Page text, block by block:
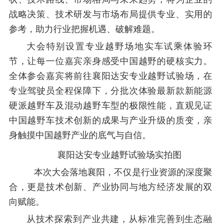
战略决策、技术研发与市场布局提供专业、实用的
参考，助力行业把握机遇、破解难题。
大会特别设置专业越野场地实车试乘体验环
节，让每一位嘉宾亲身感受中国越野的硬核实力。
全体参会嘉宾将前往襄阳达安专业越野试验场，在
专业驾驶员全程保障下，分批次体验最新款新能源
硬派越野车及混动越野车型的极限性能，直观见证
中国越野车技术创新的成果与产业升级的质变，亲
身触摸中国越野产业的底气与自信。
襄阳达安专业越野试验场实拍图
本次大会落地襄阳，不仅是行业资源的深度聚
合，更是技术创新、产业协同与地方经济发展的双
向赋能。
从技术探索到产业共建，从标准完善到生态融